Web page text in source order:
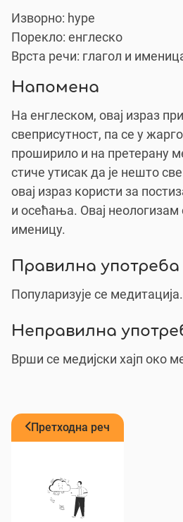
Изворно: hype
Порекло: енглеско
Врста речи: глагол и
Напомена
На енглеском, овај израз
свеприсутност, па се у
проширило и на претерану
стиче утисак да је нешто
овај израз користи за
и осећања. Овај неологизам
именицу.
Правилна употреба
Популаризује се медитација.
Неправилна
Врши се медијски хајп око
Претходна реч